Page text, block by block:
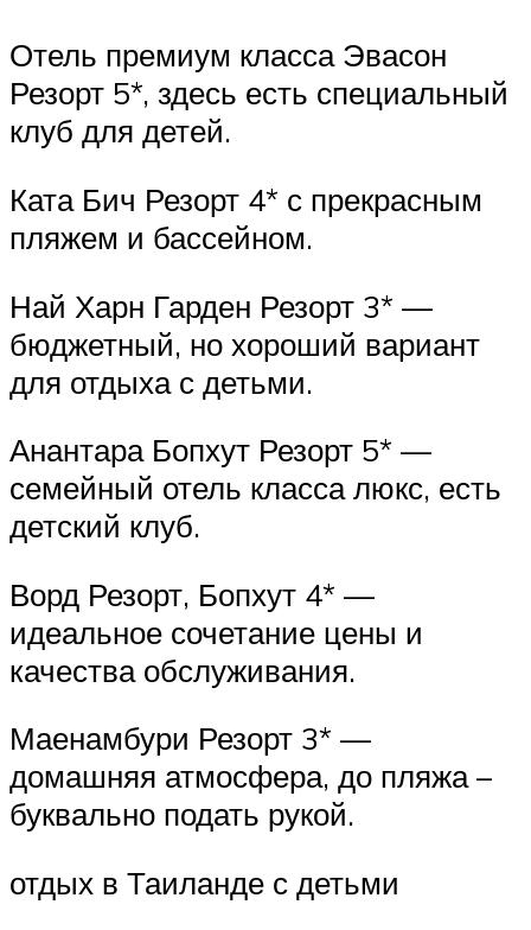
Отель премиум класса Эвасон
Резорт 5*, здесь есть специальный
клуб для детей.
Ката Бич Резорт 4* с прекрасным
пляжем и бассейном.
Най Харн Гарден Резорт 3* —
бюджетный, но хороший вариант
для отдыха с детьми.
Анантара Бопхут Резорт 5* —
семейный отель класса люкс, есть
детский клуб.
Ворд Резорт, Бопхут 4* —
идеальное сочетание цены и
качества обслуживания.
Маенамбури Резорт 3* —
домашняя атмосфера, до пляжа –
буквально подать рукой.
отдых в Таиланде с детьми